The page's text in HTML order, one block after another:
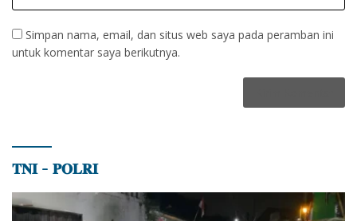
Simpan nama, email, dan situs web saya pada peramban ini
untuk komentar saya berikutnya.
𝐓𝐍𝐈 – 𝐏𝐎𝐋𝐑𝐈